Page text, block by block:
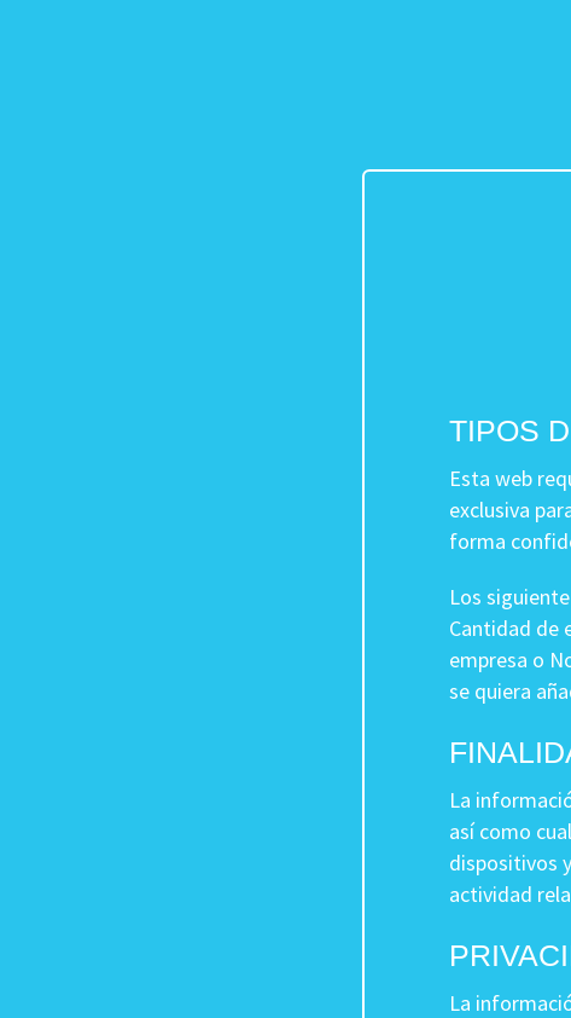
TIPOS
Esta web
exclusiva
forma
Los
Cantidad de
empresa o
se quiera
La
así como
dispositivos
actividad
La